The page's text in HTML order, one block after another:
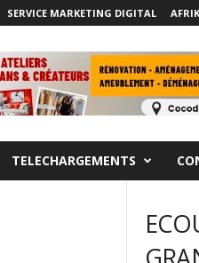
SERVICE MARKETING DIGITAL
TELECHARGEMENTS